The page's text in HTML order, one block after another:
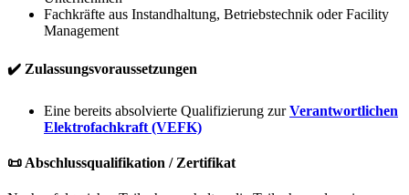
Fachkräfte aus Instandhaltung, Betriebstechnik oder Facility
Management
✔️ Zulassungsvoraussetzungen
Eine bereits absolvierte Qualifizierung zurVerantwortlichen
Elektrofachkraft (VEFK)
📜 Abschlussqualifikation / Zertifikat